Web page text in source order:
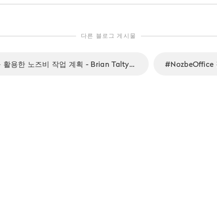
다른 블로그 게시물
헤더를 활용한 노즈비 작업 계획 - Brian Talty님의 아이디어 #NozbeOffice